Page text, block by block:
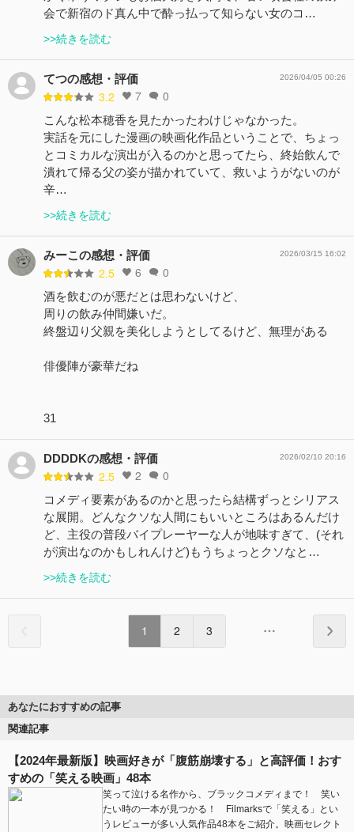
会で新宿のド真ん中で酔っ払って知らない女のコ…
>>続きを読む
てつの感想・評価
3.2 7 0
2026/04/05 00:26
こんな松本穂香を見たかったわけじゃなかった。
実話を元にした漫画の映画化作品ということで、ちょっ
とコミカルな演出が入るのかと思ってたら、終始飲んで
潰れて帰る父の姿が描かれていて、救いようがないのが
辛…
>>続きを読む
みーこの感想・評価
2.5 6 0
2026/03/15 16:02
酒を飲むのが悪だとは思わないけど、
周りの飲み仲間嫌いだ。
終盤辺り父親を美化しようとしてるけど、無理がある
俳優陣が豪華だね
31
DDDDKの感想・評価
2.5 2 0
2026/02/10 20:16
コメディ要素があるのかと思ったら結構ずっとシリアス
な展開。どんなクソな人間にもいいところはあるんだけ
ど、主役の普段バイプレーヤーな人が地味すぎて、(それ
が演出なのかもしれんけど)もうちょっとクソなと…
>>続きを読む
1 2 3
あなたにおすすめの記事
関連記事
【2024年最新版】映画好きが「腹筋崩壊する」と高評価！おす
すめの「笑える映画」48本
笑って泣ける名作から、ブラックコメディまで！ 笑い
たい時の一本が見つかる！ Filmarksで「笑える」とい
うレビューが多い人気作品48本をご紹介。映画セレクト